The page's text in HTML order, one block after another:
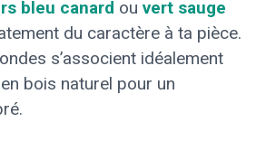
bleu canard ou vert sauge
du caractère à ta pièce.
s’associent idéalement
bois naturel pour un